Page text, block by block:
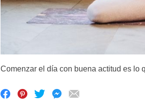
Comenzar el día con buena actitud es lo